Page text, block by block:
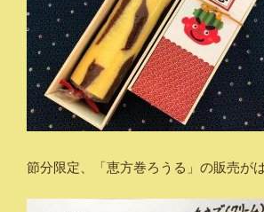
節分限定、「恵方巻ろうる」の販売が